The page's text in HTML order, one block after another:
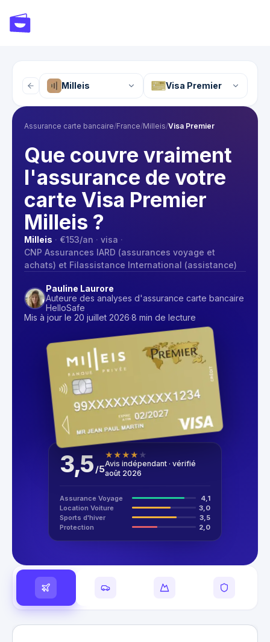
Milleis Visa Premier
Assurance carte bancaire/France/Milleis/Visa Premier
Que couvre vraiment
l'assurance de votre
carte Visa Premier
Milleis ?
Milleis · €153/an · visa ·
CNP Assurances IARD (assurances voyage et
achats) et Filassistance International (assistance)
Pauline Laurore
Auteure des analyses d'assurance carte bancaire
HelloSafe
Mis à jour le 20 juillet 2026·8 min de lecture
3,5 /5
★★★★ ★
Avis indépendant · vérifié
août 2026
Assurance Voyage
4,1
Location Voiture
3,0
Sports d'hiver
3,5
Protection
2,0